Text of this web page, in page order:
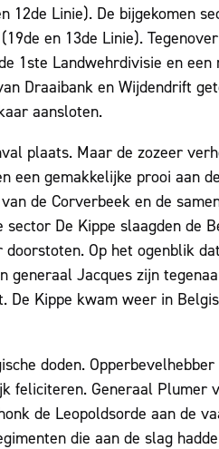
12de Linie). De bijgekomen
en 13de Linie).
1ste Landwehrdivisie en een
Draaibank en Wijdendrift
aansloten.
plaats. Maar de zozeer
een gemakkelijke prooi aan de
de Corverbeek en de
De Kippe slaagden de
Op het ogenblik
generaal Jacques zijn
De Kippe kwam weer in
doden. Opperbevelhebber
feliciteren. Generaal Plumer
de Leopoldsorde aan de
die aan de slag